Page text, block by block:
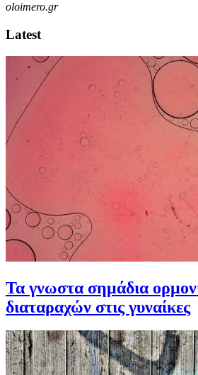
oloimero.gr
Latest
Τα γνωστα σημάδια
διαταραχών στις γυναίκες